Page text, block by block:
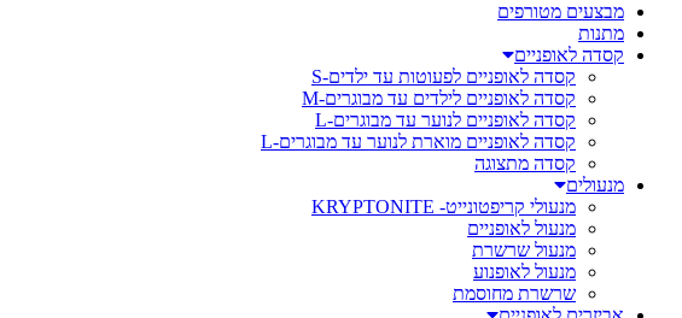
מבצעים מטורפים
מתנות
קסדה לאופניים
קסדה לאופניים לפעוטות עד ילדים-S
קסדה לאופניים לילדים עד מבוגרים-M
קסדה לאופניים לנוער עד מבוגרים-L
קסדה לאופניים מוארת לנוער עד מבוגרים-L
קסדה מתצוגה
מנעולים
מנעולי קריפטונייט- KRYPTONITE
מנעול לאופניים
מנעול שרשרת
מנעול לאופנוע
שרשרת מחוסמת